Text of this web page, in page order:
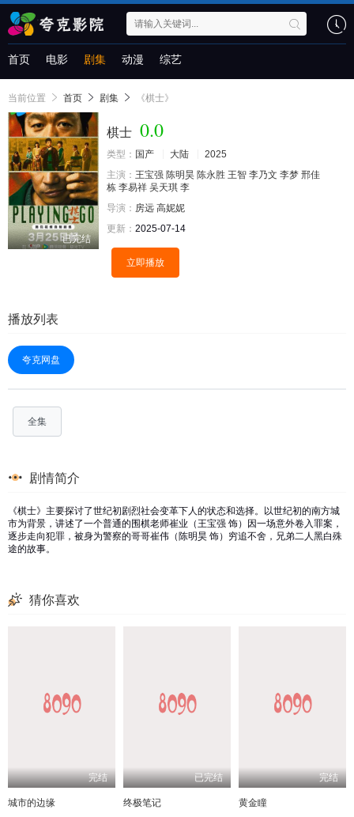
首页 电影 剧集 动漫 综艺
当前位置 首页 剧集 《棋士》
已完结
棋士 0.0
类型： 国产 大陆
2025
主演： 王宝强 陈明昊 陈永胜 王智 李乃文 李梦 邢佳
栋 李易祥 吴天琪 李
导演： 房远 高妮妮
更新： 2025-07-14
立即播放
播放列表
夸克网盘
全集
剧情简介
《棋士》主要探讨了世纪初剧烈社会变革下⼈的状态和选择。以世纪初的南方城
市为背景，讲述了一个普通的围棋老师崔业（王宝强 饰）因一场意外卷入罪案，
逐步走向犯罪，被身为警察的哥哥崔伟（陈明昊 饰）穷追不舍，兄弟二人黑白殊
途的故事。
猜你喜欢
完结
城市的边缘
已完结
终极笔记
完结
黄金瞳